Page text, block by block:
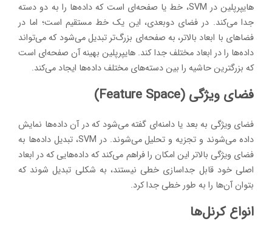
هایپرپلین در SVM، خط یا صفحه‌ای است که داده‌ها را به دو دسته
جدا می‌کند. در فضای دوبعدی، این یک خط مستقیم است؛ اما در
فضاهای با ابعاد بالاتر، به صفحه‌ای بزرگ‌تر تبدیل می‌شود که می‌تواند
داده‌ها را در ابعاد مختلف جدا کند. هایپرپلین بهینه آن صفحه‌ای است
که بزرگترین حاشیه را بین دسته‌های مختلف داده‌ها ایجاد می‌کند.
فضای ویژگی (Feature Space)
فضای ویژگی به بعد یا دامنه‌ای گفته می‌شود که در آن داده‌ها نمایش
داده می‌شوند و تجزیه و تحلیل می‌شوند. در SVM، تبدیل داده‌ها به
فضای ویژگی بالاتر این امکان را فراهم می‌کند که داده‌هایی که در ابعاد
اصلی خود قابل جداسازی خطی نیستند، به شکلی تبدیل شوند که
بتوان آن‌ها را به طور خطی جدا کرد.
انواع کرنل‌ها